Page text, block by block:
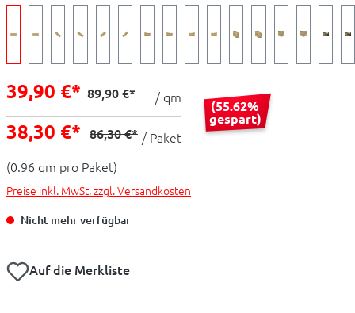
39,90 €* 89,90 €* / qm
38,30 €* 86,30 €* / Paket
(0.96 qm pro Paket)
(55.62%
gespart)
Preise inkl. MwSt. zzgl. Versandkosten
Nicht mehr verfügbar
Auf die Merkliste